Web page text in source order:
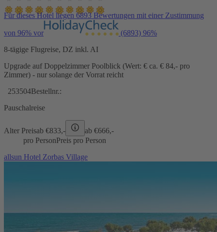
Für dieses Hotel liegen 6893 Bewertungen mit einer Zustimmung
von 96% vor (6893) 96%
8-tägige Flugreise, DZ inkl. AI
Upgrade auf Doppelzimmer Poolblick (Wert: € ca. € 84,- pro
Zimmer) - nur solange der Vorrat reicht
253504Bestellnr.:
Pauschalreise
Alter Preisab €833,- ab €666,-
pro PersonPreis pro Person
allsun Hotel Zorbas Village